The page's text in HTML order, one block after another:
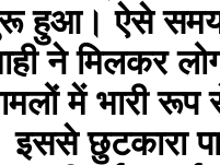
हुआ। ऐसे
ने मिलकर
में भारी
छुटकारा